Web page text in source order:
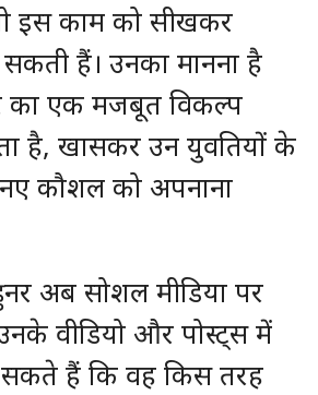
इस काम को सीखकर
हैं। उनका मानना है
का एक मजबूत विकल्प
है, खासकर उन युवतियों के
कौशल को अपनाना
अब सोशल मीडिया पर
वीडियो और पोस्ट्स में
हैं कि वह किस तरह